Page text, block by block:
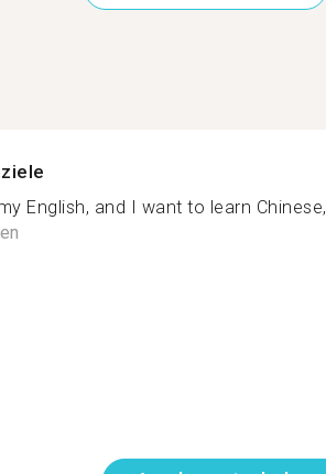
English, and I want to learn Chinese,